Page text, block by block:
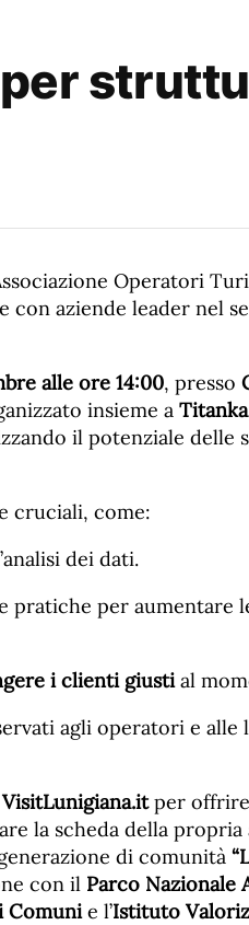
Operatori
con aziende leader nel
alle ore 14:00, presso
insieme a Titanka
il potenziale delle
cruciali, come:
dei dati.
pratiche per aumentare
i clienti giustial
agli operatori e alle
VisitLunigiana.itper offrire
la scheda della
di comunità
con il Parco Nazionale
Comunie l’Istituto